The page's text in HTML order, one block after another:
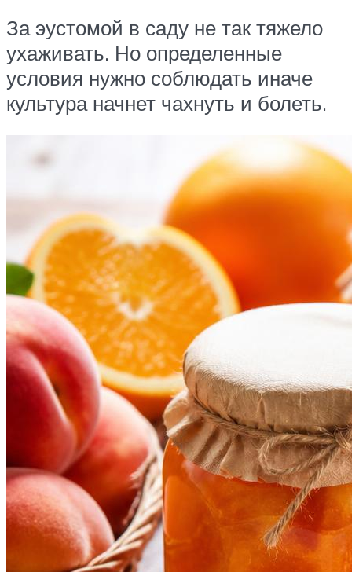
За эустомой в саду не так тяжело
ухаживать. Но определенные
условия нужно соблюдать иначе
культура начнет чахнуть и болеть.